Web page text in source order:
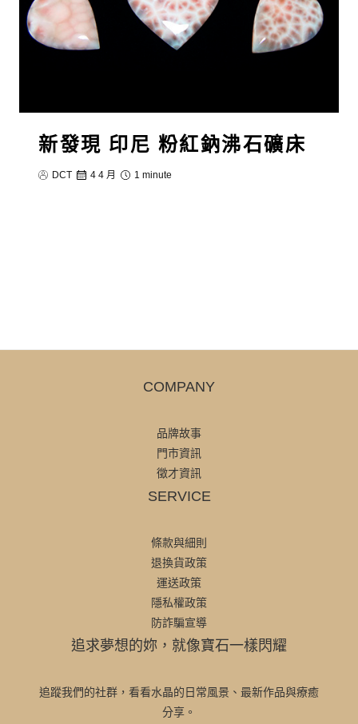
新發現 印尼 粉紅鈉沸石礦床
DCT 4 4 月 1 minute
COMPANY
品牌故事
門市資訊
徵才資訊
SERVICE
條款與細則
退換貨政策
運送政策
隱私權政策
防詐騙宣導
追求夢想的妳，就像寶石一樣閃耀
追蹤我們的社群，看看水晶的日常風景、最新作品與療癒
分享。